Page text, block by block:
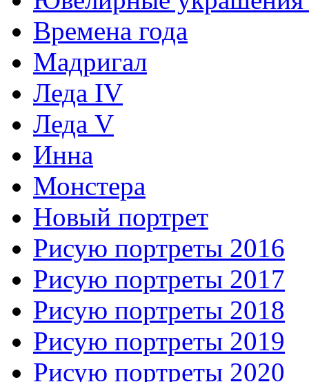
Времена года
Мадригал
Леда IV
Леда V
Инна
Монстера
Новый портрет
Рисую портреты 2016
Рисую портреты 2017
Рисую портреты 2018
Рисую портреты 2019
Рисую портреты 2020